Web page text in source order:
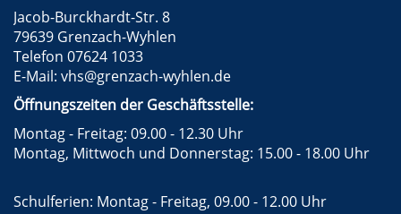
Jacob-Burckhardt-Str. 8
79639 Grenzach-Wyhlen
Telefon 07624 1033
E-Mail: vhs@grenzach-wyhlen.de
Öffnungszeiten der Geschäftsstelle:
Montag - Freitag: 09.00 - 12.30 Uhr
Montag, Mittwoch und Donnerstag: 15.00 - 18.00 Uhr
Schulferien: Montag - Freitag, 09.00 - 12.00 Uhr